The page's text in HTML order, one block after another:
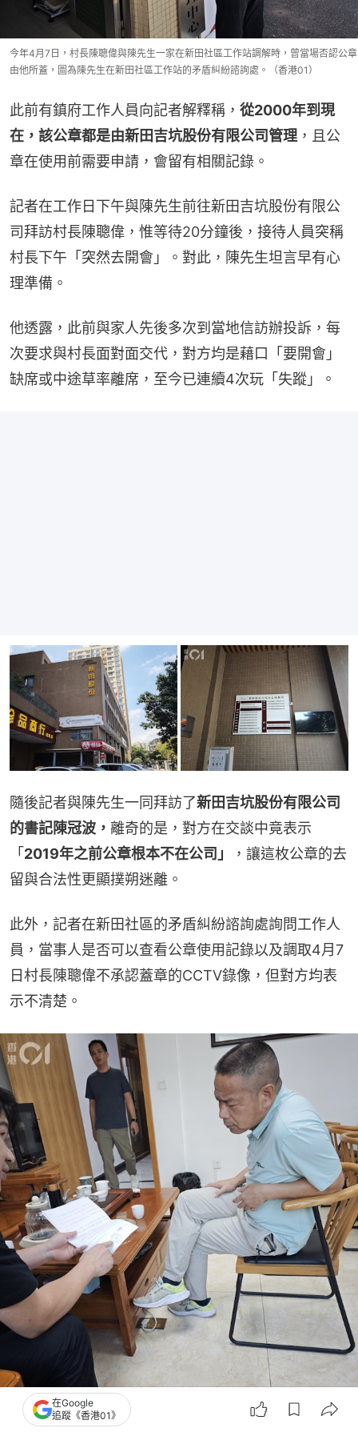
今年4月7日，村長陳聰偉與陳先生一家在新田社區工作站調解時，曾當場否認公章
由他所蓋，圖為陳先生在新田社區工作站的矛盾糾紛諮詢處。（香港01）
此前有鎮府工作人員向記者解釋稱， 從2000年到現
在，該公章都是由新田吉坑股份有限公司管理 ，且公
章在使用前需要申請，會留有相關記錄。
記者在工作日下午與陳先生前往新田吉坑股份有限公
司拜訪村長陳聰偉，惟等待20分鐘後，接待人員突稱
村長下午「突然去開會」。對此，陳先生坦言早有心
理準備。
他透露，此前與家人先後多次到當地信訪辦投訴，每
次要求與村長面對面交代，對方均是藉口「要開會」
缺席或中途草率離席，至今已連續4次玩「失蹤」。
隨後記者與陳先生一同拜訪了新田吉坑股份有限公司
的書記陳冠波， 離奇的是，對方在交談中竟表示
「 2019年之前公章根本不在公司」
，讓這枚公章的去
留與合法性更顯撲朔迷離。
此外，記者在新田社區的矛盾糾紛諮詢處詢問工作人
員，當事人是否可以查看公章使用記錄以及調取4月7
日村長陳聰偉不承認蓋章的CCTV錄像，但對方均表
示不清楚。
新田吉坑股份有限公司書記陳冠波（右一）竟表示「2015年之前公章根本不在公
司」，讓這枚公章的去留與使用的合法性更顯撲朔迷離。（香港01）
在Google
追蹤《香港01》